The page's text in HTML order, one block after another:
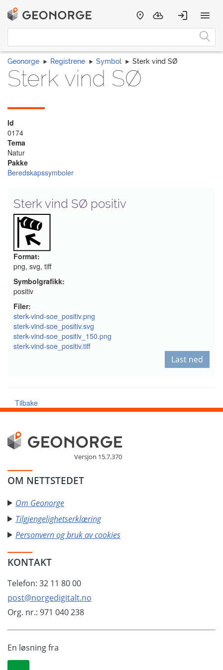
Geonorge Registrene Symbol Sterk vind SØ
Sterk vind SØ
Id
0174
Tema
Natur
Pakke
Beredskapssymboler
Sterk vind SØ positiv
Format:
png, svg, tiff
Symbolgrafikk:
positiv
Filer:
sterk-vind-soe_positiv.png
sterk-vind-soe_positiv.svg
sterk-vind-soe_positiv_150.png
sterk-vind-soe_positiv.tiff
Last ned
Tilbake